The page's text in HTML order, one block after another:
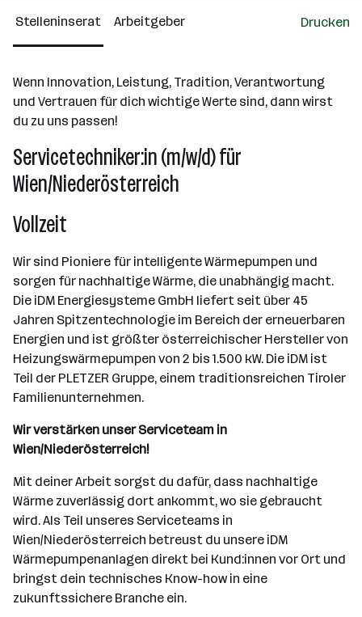
Über das Unternehmen
501 - 2500 Mitarbeiter*innen
Stelleninserat Arbeitgeber Drucken
Wenn Innovation, Leistung, Tradition, Verantwortung
und Vertrauen für dich wichtige Werte sind, dann wirst
du zu uns passen!
Servicetechniker:in (m/w/d) für
Wien/Niederösterreich
Vollzeit
Wir sind Pioniere für intelligente Wärmepumpen und
sorgen für nachhaltige Wärme, die unabhängig macht.
Die iDM Energiesysteme GmbH liefert seit über 45
Jahren Spitzentechnologie im Bereich der erneuerbaren
Energien und ist größter österreichischer Hersteller von
Heizungswärmepumpen von 2 bis 1.500 kW. Die iDM ist
Teil der PLETZER Gruppe, einem traditionsreichen Tiroler
Familienunternehmen.
Wir verstärken unser Serviceteam in
Wien/Niederösterreich!
Mit deiner Arbeit sorgst du dafür, dass nachhaltige
Wärme zuverlässig dort ankommt, wo sie gebraucht
wird. Als Teil unseres Serviceteams in
Wien/Niederösterreich betreust du unsere iDM
Wärmepumpenanlagen direkt bei Kund:innen vor Ort und
bringst dein technisches Know-how in eine
zukunftssichere Branche ein.